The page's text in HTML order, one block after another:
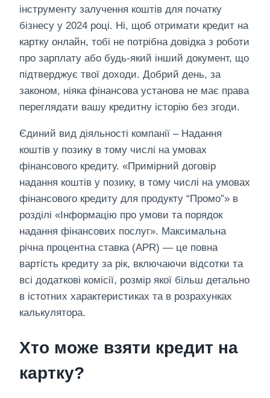
інструменту залучення коштів для початку
бізнесу у 2024 році. Ні, щоб отримати кредит на
картку онлайн, тобі не потрібна довідка з роботи
про зарплату або будь-який інший документ, що
підтверджує твої доходи. Добрий день, за
законом, ніяка фінансова установа не має права
переглядати вашу кредитну історію без згоди.
Єдиний вид діяльності компанії – Надання
коштів у позику в тому числі на умовах
фінансового кредиту. «Примірний договір
надання коштів у позику, в тому числі на умовах
фінансового кредиту для продукту “Промо”» в
розділі «Інформацію про умови та порядок
надання фінансових послуг». Максимальна
річна процентна ставка (APR) — це повна
вартість кредиту за рік, включаючи відсотки та
всі додаткові комісії, розмір якої більш детально
в істотних характеристиках та в розрахунках
калькулятора.
Хто може взяти кредит на
картку?